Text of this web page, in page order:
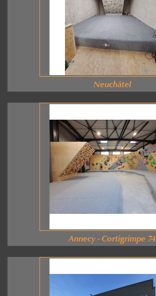
Neuchâtel
Annecy - Cortigrimpe 74